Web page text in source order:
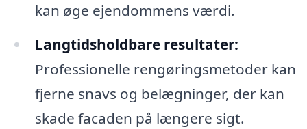
kan øge ejendommens værdi.
Langtidsholdbare resultater:
Professionelle rengøringsmetoder kan
fjerne snavs og belægninger, der kan
skade facaden på længere sigt.